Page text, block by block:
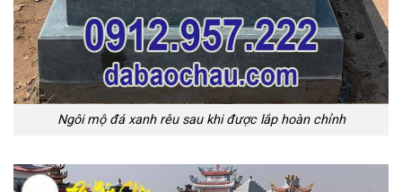
Ngôi mộ đá xanh rêu sau khi được lắp hoàn chỉnh